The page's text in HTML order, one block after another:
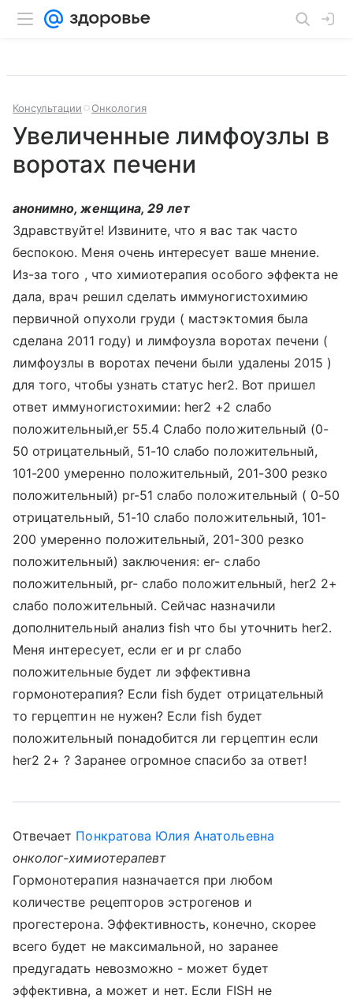
Консультации Онкология
Увеличенные лимфоузлы в
воротах печени
анонимно, женщина, 29 лет
Здравствуйте! Извините, что я вас так часто
беспокою. Меня очень интересует ваше мнение.
Из-за того , что химиотерапия особого эффекта не
дала, врач решил сделать иммуногистохимию
первичной опухоли груди ( мастэктомия была
сделана 2011 году) и лимфоузла воротах печени (
лимфоузлы в воротах печени были удалены 2015 )
для того, чтобы узнать статус her2. Вот пришел
ответ иммуногистохимии: her2 +2 слабо
положительный,er 55.4 Слабо положительный (0-
50 отрицательный, 51-10 слабо положительный,
101-200 умеренно положительный, 201-300 резко
положительный) pr-51 слабо положительный ( 0-50
отрицательный, 51-10 слабо положительный, 101-
200 умеренно положительный, 201-300 резко
положительный) заключения: er- слабо
положительный, pr- слабо положительный, her2 2+
слабо положительный. Сейчас назначили
дополнительный анализ fish что бы уточнить her2.
Меня интересует, если er и pr слабо
положительные будет ли эффективна
гормонотерапия? Если fish будет отрицательный
то герцептин не нужен? Если fish будет
положительный понадобится ли герцептин если
her2 2+ ? Заранее огромное спасибо за ответ!
Отвечает Понкратова Юлия Анатольевна
онколог-химиотерапевт
Гормонотерапия назначается при любом
количестве рецепторов эстрогенов и
прогестерона. Эффективность, конечно, скорее
всего будет не максимальной, но заранее
предугадать невозможно - может будет
эффективна, а может и нет. Если FISH не